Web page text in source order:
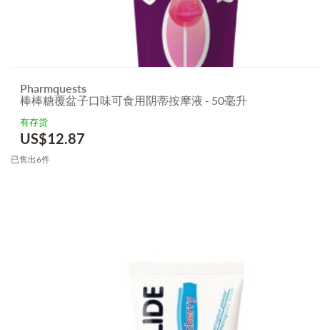
Pharmquests
棒棒糖覆盆子口味可食用阴蒂按摩液 - 50毫升
有存货
US$12.87
已售出6件